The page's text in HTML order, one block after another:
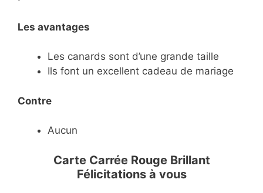
Les avantages
Les canards sont d’une grande taille
Ils font un excellent cadeau de mariage
Contre
Aucun
Carte Carrée Rouge Brillant
Félicitations à vous